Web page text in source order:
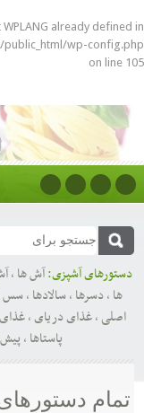
WPLANG already defined in
public_html/wp-config.php
on line 105
دستورهای آشپزی:آش ها ,
ها ,دسرها ,سالادها ,سس
اصلی ,غذای دریای,
پاستاها ,
تمام